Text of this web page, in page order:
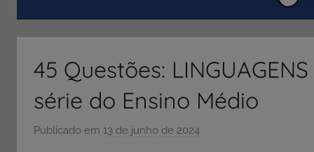
ENEM
e
cursos
matérias
para
45 Questões: LINGUAGENS
série do Ensino Médio
Publicado em 13 de junho de 2024